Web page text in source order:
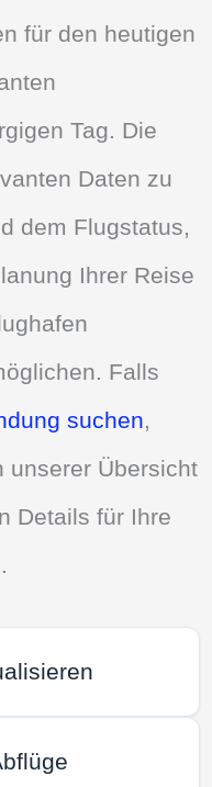
für den heutigen
Tag. Die
Daten zu
dem Flugstatus,
Ihrer Reise
Falls
suchen,
unserer Übersicht
Details für Ihre